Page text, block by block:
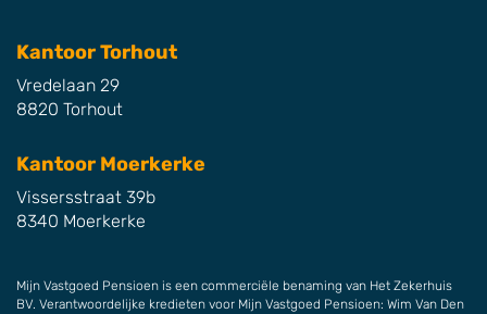
Kantoor Torhout
Vredelaan 29
8820 Torhout
Kantoor Moerkerke
Vissersstraat 39b
8340 Moerkerke
Mijn Vastgoed Pensioen is een commerciële benaming van Het Zekerhuis
BV. Verantwoordelijke kredieten voor Mijn Vastgoed Pensioen: Wim Van Den